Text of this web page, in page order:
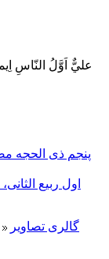
عليٌّ اَوَّلُ النّاسِ
پنجم ذی الحجه
اول ربیع
گالری تصاویر